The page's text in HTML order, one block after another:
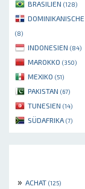
BRASILIEN (128)
(8)
INDONESIEN (84)
MAROKKO (350)
MEXIKO (51)
PAKISTAN (67)
TUNESIEN (14)
SÜDAFRIKA (7)
» ACHAT (125)